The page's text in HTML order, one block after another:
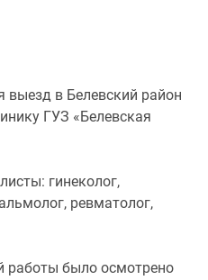
выезд в Белевский район
ГУЗ «Белевская
гинеколог,
ревматолог,
работы было осмотрено